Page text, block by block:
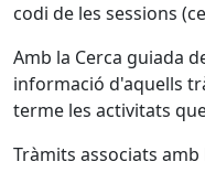
codi de les sessions
Amb la Cerca guiada
informació d'aquells
terme les activitats
Tràmits associats amb